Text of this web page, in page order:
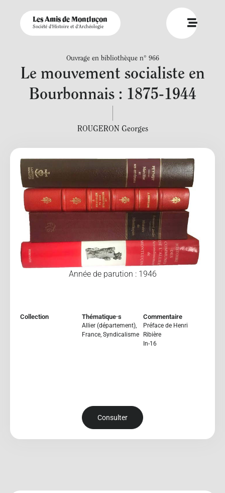
Les Amis de Montluçon
Société d'Histoire et d'Archéologie
Ouvrage en bibliothèque n° 966
Le mouvement socialiste en
Bourbonnais : 1875-1944
ROUGERON Georges
Année de parution : 1946
Collection Thématique·s
Allier (département),
France, Syndicalisme
Commentaire
Préface de Henri
Ribière
In-16
Consulter